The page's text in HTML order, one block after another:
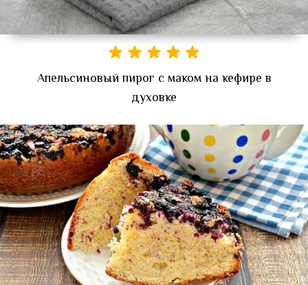
Апельсиновый пирог с маком на кефире в
духовке